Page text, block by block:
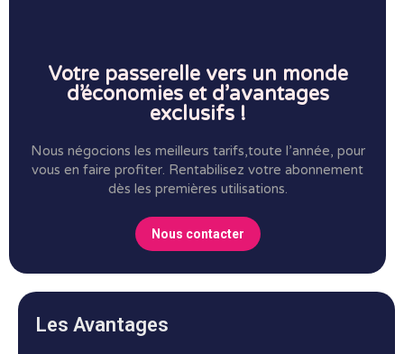
Votre passerelle vers un monde
d’économies et d’avantages
exclusifs !
Nous négocions les meilleurs tarifs,toute l’année, pour
vous en faire profiter. Rentabilisez votre abonnement
dès les premières utilisations.
Nous contacter
Les Avantages